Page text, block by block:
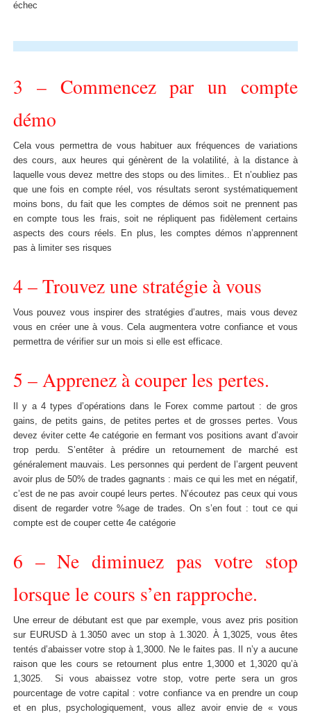
échec
3 – Commencez par un compte
démo
Cela vous permettra de vous habituer aux fréquences de variations
des cours, aux heures qui génèrent de la volatilité, à la distance à
laquelle vous devez mettre des stops ou des limites.. Et n’oubliez pas
que une fois en compte réel, vos résultats seront systématiquement
moins bons, du fait que les comptes de démos soit ne prennent pas
en compte tous les frais, soit ne répliquent pas fidèlement certains
aspects des cours réels. En plus, les comptes démos n’apprennent
pas à limiter ses risques
4 – Trouvez une stratégie à vous
Vous pouvez vous inspirer des stratégies d’autres, mais vous devez
vous en créer une à vous. Cela augmentera votre confiance et vous
permettra de vérifier sur un mois si elle est efficace.
5 – Apprenez à couper les pertes.
Il y a 4 types d’opérations dans le Forex comme partout : de gros
gains, de petits gains, de petites pertes et de grosses pertes. Vous
devez éviter cette 4e catégorie en fermant vos positions avant d’avoir
trop perdu. S’entêter à prédire un retournement de marché est
généralement mauvais. Les personnes qui perdent de l’argent peuvent
avoir plus de 50% de trades gagnants : mais ce qui les met en négatif,
c’est de ne pas avoir coupé leurs pertes. N’écoutez pas ceux qui vous
disent de regarder votre %age de trades. On s’en fout : tout ce qui
compte est de couper cette 4e catégorie
6 – Ne diminuez pas votre stop
lorsque le cours s’en rapproche.
Une erreur de débutant est que par exemple, vous avez pris position
sur EURUSD à 1.3050 avec un stop à 1.3020. À 1,3025, vous êtes
tentés d’abaisser votre stop à 1,3000. Ne le faites pas. Il n’y a aucune
raison que les cours se retournent plus entre 1,3000 et 1,3020 qu’à
1,3025. Si vous abaissez votre stop, votre perte sera un gros
pourcentage de votre capital : votre confiance va en prendre un coup
et en plus, psychologiquement, vous allez avoir envie de « vous